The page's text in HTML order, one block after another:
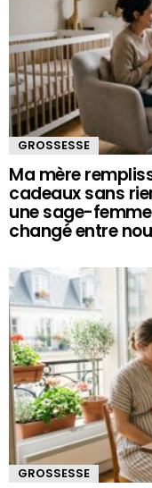
GROSSESSE
Ma mère
cadeaux sans
une sage-
changé entre
GROSSESSE